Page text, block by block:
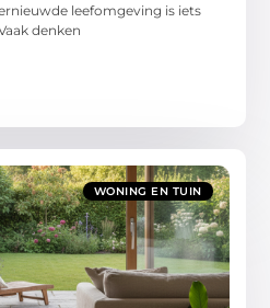
leefomgeving is iets
denken
WONING EN TUIN